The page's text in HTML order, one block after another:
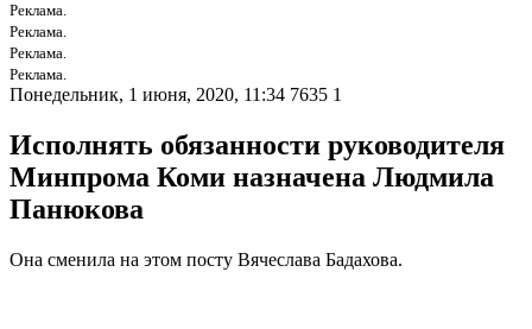
Реклама.
Реклама.
Реклама.
Реклама.
Понедельник, 1 июня, 2020, 11:34 7635 1
Исполнять обязанности руководителя
Минпрома Коми назначена Людмила
Панюкова
Она сменила на этом посту Вячеслава Бадахова.